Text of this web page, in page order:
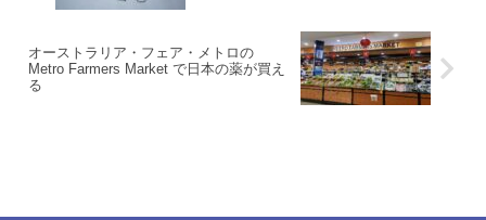
オーストラリア・フェア・メトロの
Metro Farmers Market で日本の薬が買え
る